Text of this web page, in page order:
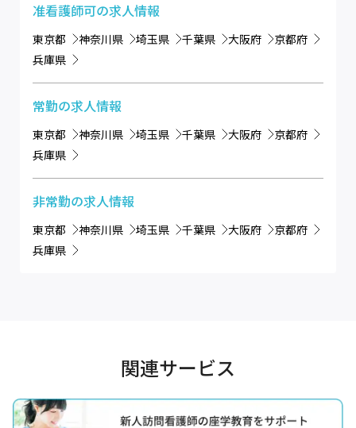
准看護師可の求人情報
東京都 神奈川県 埼玉県 千葉県 大阪府
京都府
兵庫県
常勤の求人情報
東京都 神奈川県 埼玉県 千葉県 大阪府
京都府
兵庫県
非常勤の求人情報
東京都 神奈川県 埼玉県 千葉県 大阪府
京都府
兵庫県
関連サービス